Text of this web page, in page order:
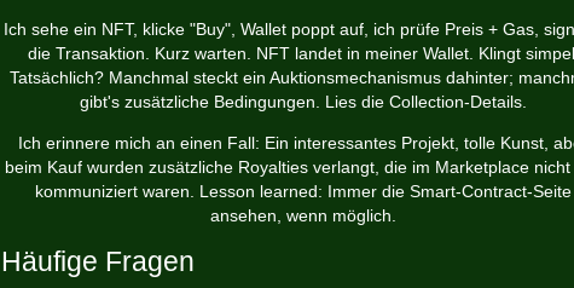
Ich sehe ein NFT, klicke "Buy", Wallet poppt auf, ich prüfe Preis + Gas,
die Transaktion. Kurz warten. NFT landet in meiner Wallet. Klingt
Tatsächlich? Manchmal steckt ein Auktionsmechanismus dahinter;
gibt's zusätzliche Bedingungen. Lies die Collection-Details.
Ich erinnere mich an einen Fall: Ein interessantes Projekt, tolle Kunst,
beim Kauf wurden zusätzliche Royalties verlangt, die im Marketplace nicht
kommuniziert waren. Lesson learned: Immer die Smart-Contract-Seite
ansehen, wenn möglich.
Häufige Fragen